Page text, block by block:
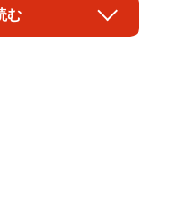
お客様へプレゼントをお
日となりました」とし、
む